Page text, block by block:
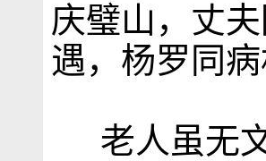
庆璧山，丈
遇，杨罗同
老人虽无文